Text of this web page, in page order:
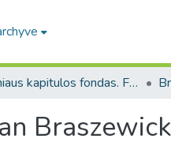
Vilniaus kapitulos fondas. F43